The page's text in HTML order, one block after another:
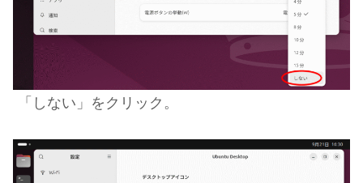
「しない」をクリック。